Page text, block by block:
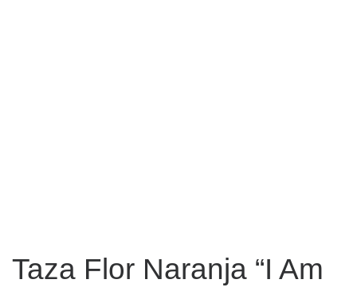
Taza Flor Naranja “I Am